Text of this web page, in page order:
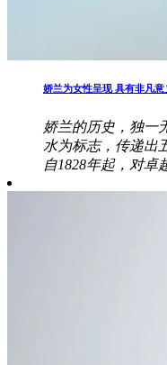
娇兰为女性呈现 具有非凡
娇兰的历史，独一
水为标志，传递出
自1828年起，对卓